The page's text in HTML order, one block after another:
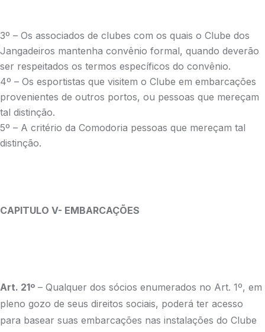
3º – Os associados de clubes com os quais o Clube dos
Jangadeiros mantenha convênio formal, quando deverão
ser respeitados os termos específicos do convênio.
4º – Os esportistas que visitem o Clube em embarcações
provenientes de outros portos, ou pessoas que mereçam
tal distinção.
5º – A critério da Comodoria pessoas que mereçam tal
distinção.
CAPITULO V- EMBARCAÇÕES
Art. 21º – Qualquer dos sócios enumerados no Art. 1º, em
pleno gozo de seus direitos sociais, poderá ter acesso
para basear suas embarcações nas instalações do Clube